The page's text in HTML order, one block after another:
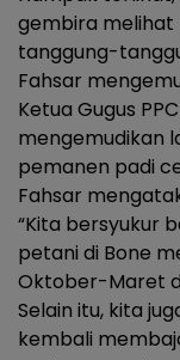
gembira melihat
tanggung-
Fahsar
Ketua Gugus
mengemudikan
pemanen padi
Fahsar
“Kita bersyukur
petani di Bone
Oktober-Maret
Selain itu, kita
kembali